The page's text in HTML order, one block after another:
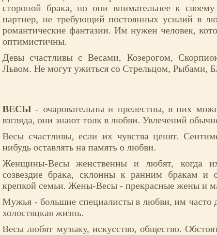
стороной брака, но они внимательнее к
партнер, не требующий постоянных усилий в
романтические фантазии. Им нужен человек,
оптимистичны.
Девы счастливы с Весами, Козерогом,
Львом. Не могут ужиться со Стрельцом, Рыбами,
ВЕСЫ - очаровательны и прелестны, в них
взгляда, они знают толк в любви. Увлечений
Весы счастливы, если их чувства ценят.
нибудь оставлять на память о любви.
Женщины-Весы женственны и любят, когда
созвездие брака, склонны к ранним бракам и
крепкой семьи. Жены-Весы - прекрасные жены и
Мужья - большие специалисты в любви, им часто
холостяцкая жизнь.
Весы любят музыку, искусство, общество.